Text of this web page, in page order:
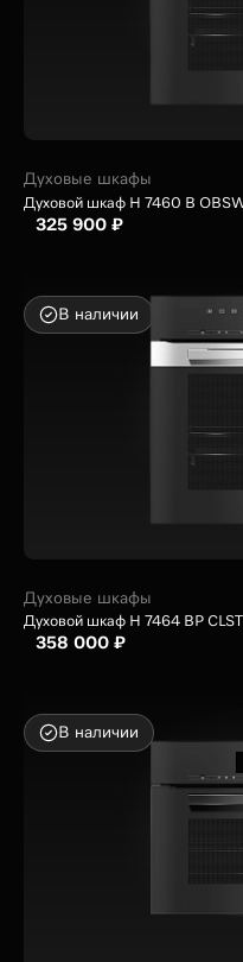
Духовые шкафы
Духовой шкаф H 7460 B
325 900 ₽
В наличии
Духовые шкафы
Духовой шкаф H 7464 BP CLST
358 000 ₽
В наличии